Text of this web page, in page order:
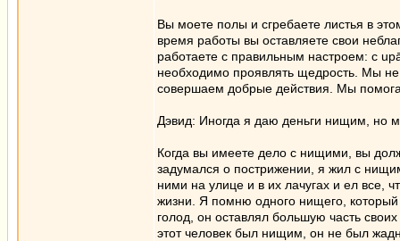
Вы моете полы и сгребаете листья в
время работы вы оставляете свои
работаете с правильным настроем: с
необходимо проявлять щедрость. Мы
совершаем добрые действия. Мы
Дэвид: Иногда я даю деньги нищим, но
Когда вы имеете дело с нищими, вы
задумался о пострижении, я жил с
ними на улице и в их лачугах и ел все,
жизни. Я помню одного нищего, который
голод, он оставлял большую часть
этот человек был нищим, он не был